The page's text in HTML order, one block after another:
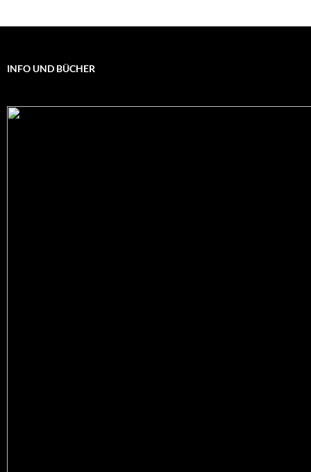
INFO UND BÜCHER